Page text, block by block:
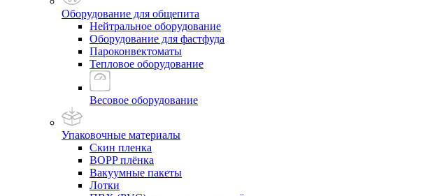
Оборудование для общепита
Нейтральное оборудование
Оборудование для фастфуда
Пароконвектоматы
Тепловое оборудование
Весовое оборудование
Упаковочные материалы
Скин пленка
BOPP плёнка
Вакуумные пакеты
Лотки